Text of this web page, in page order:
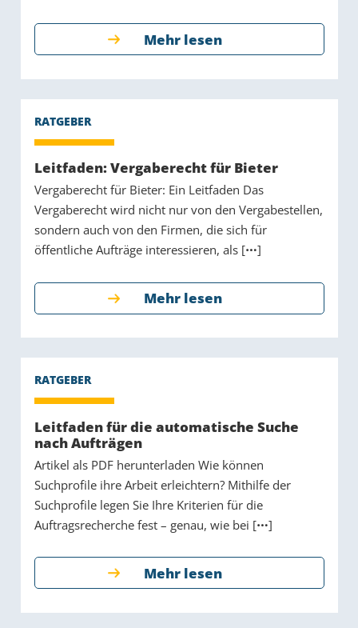
Mehr lesen
Leitfaden: Vergaberecht für Bieter
Vergaberecht für Bieter: Ein Leitfaden Das
Vergaberecht wird nicht nur von den Vergabestellen,
sondern auch von den Firmen, die sich für
öffentliche Aufträge interessieren, als [
]
Mehr lesen
Leitfaden für die automatische Suche
nach Aufträgen
Artikel als PDF herunterladen Wie können
Suchprofile ihre Arbeit erleichtern? Mithilfe der
Suchprofile legen Sie Ihre Kriterien für die
Auftragsrecherche fest – genau, wie bei [
]
Mehr lesen